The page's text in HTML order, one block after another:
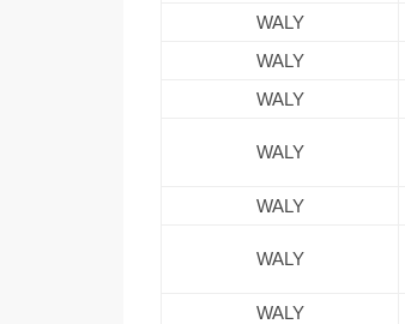
WALY
WALY
WALY
WALY
WALY
WALY
WALY